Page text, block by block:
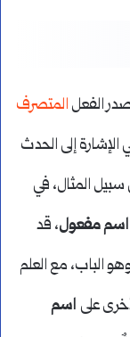
الفعل المتصرف
الإشارة إلى الحدث
المثال، في
اسم مفعول، قد
الباب، مع العلم
على اسم